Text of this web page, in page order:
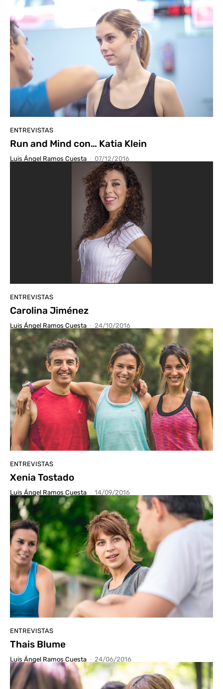
ENTREVISTAS
Run and Mind con… Katia Klein
Luis Ángel Ramos Cuesta - 07/12/2016
ENTREVISTAS
Carolina Jiménez
Luis Ángel Ramos Cuesta - 24/10/2016
ENTREVISTAS
Xenia Tostado
Luis Ángel Ramos Cuesta - 14/09/2016
ENTREVISTAS
Thais Blume
Luis Ángel Ramos Cuesta - 24/06/2016